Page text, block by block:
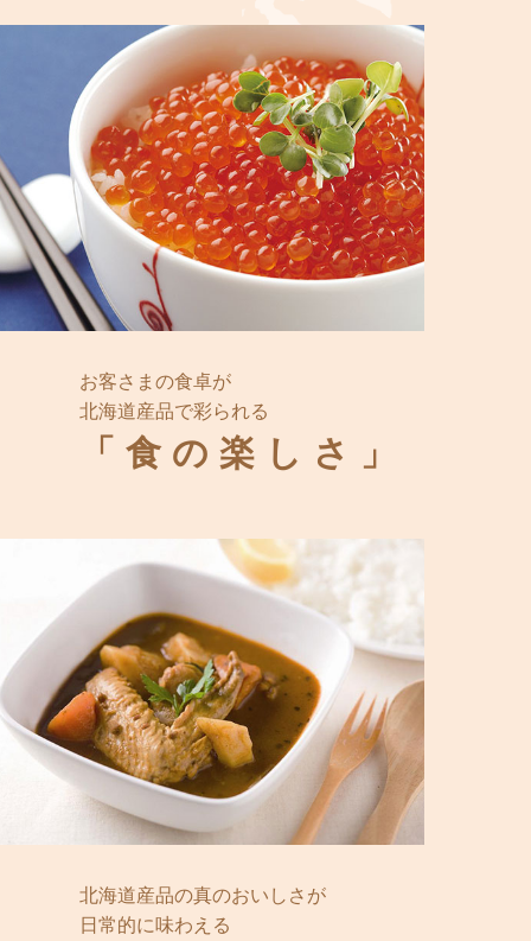
お客さまの食卓が
北海道産品で彩られる
「食の楽しさ」
北海道産品の真のおいしさが
日常的に味わえる